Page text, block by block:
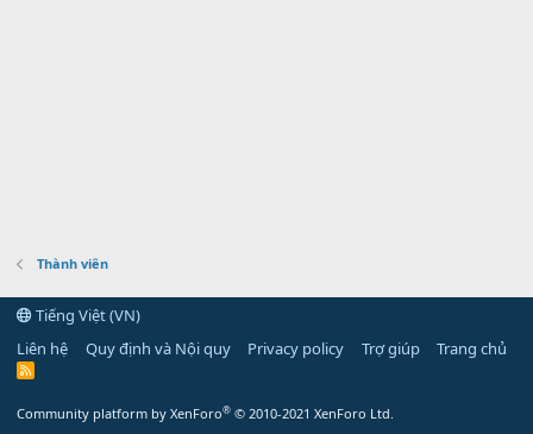
Thành viên
Tiếng Việt (VN)
Liên hệ
Quy định và Nội quy Privacy policy Trợ giúp Trang chủ
R
Community platform by XenForo® © 2010-2021 XenForo Ltd.